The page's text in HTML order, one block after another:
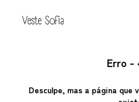
Erro -
Desculpe, mas a página que